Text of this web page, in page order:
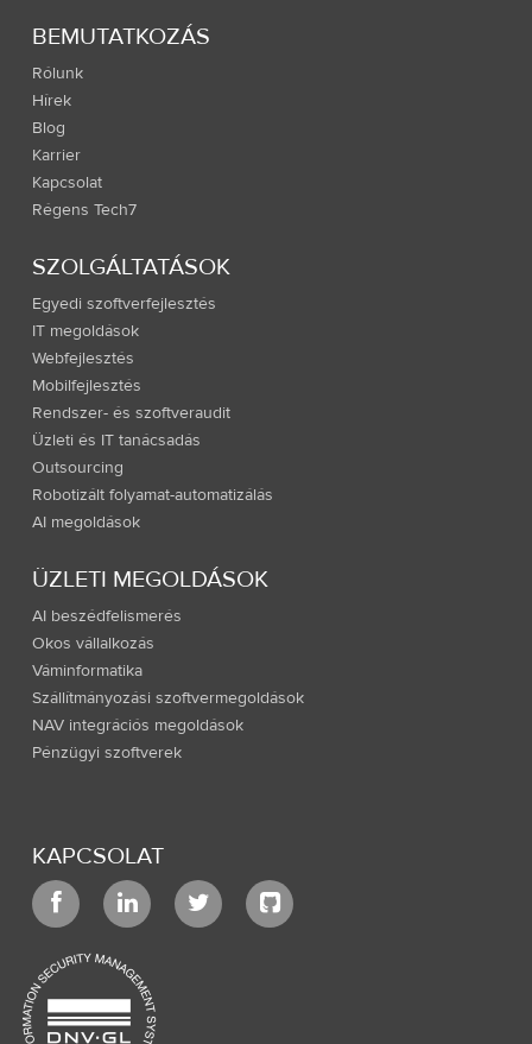
BEMUTATKOZÁS
Rólunk
Hírek
Blog
Karrier
Kapcsolat
Régens Tech7
SZOLGÁLTATÁSOK
Egyedi szoftverfejlesztés
IT megoldások
Webfejlesztés
Mobilfejlesztés
Rendszer- és szoftveraudit
Üzleti és IT tanácsadás
Outsourcing
Robotizált folyamat-automatizálás
AI megoldások
ÜZLETI MEGOLDÁSOK
AI beszédfelismerés
Okos vállalkozás
Váminformatika
Szállítmányozási szoftvermegoldások
NAV integrációs megoldások
Pénzügyi szoftverek
KAPCSOLAT